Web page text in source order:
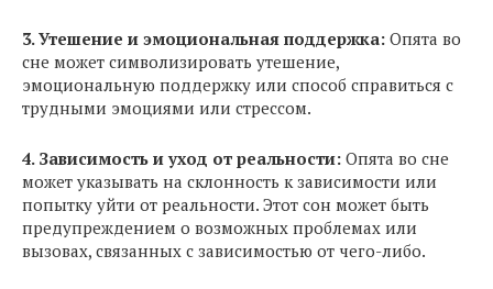
3. Утешение и эмоциональная поддержка: Опята во
сне может символизировать утешение,
эмоциональную поддержку или способ справиться с
трудными эмоциями или стрессом.
4. Зависимость и уход от реальности: Опята во сне
может указывать на склонность к зависимости или
попытку уйти от реальности. Этот сон может быть
предупреждением о возможных проблемах или
вызовах, связанных с зависимостью от чего-либо.